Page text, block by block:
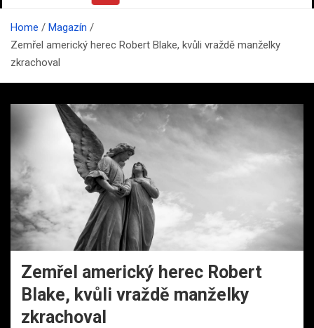
Home
Magazín
Zemřel americký herec Robert Blake, kvůli vraždě manželky
zkrachoval
Zemřel americký herec Robert
Blake, kvůli vraždě manželky
zkrachoval